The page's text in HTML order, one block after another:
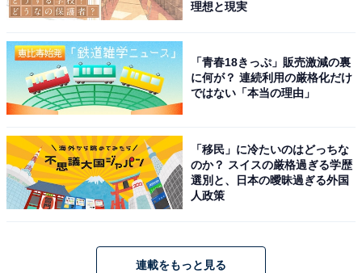
理想と現実
「青春18きっぷ」販売激減の裏
に何が？ 連続利用の厳格化だけ
ではない「本当の理由」
「移民」に冷たいのはどっちな
のか？ スイスの厳格過ぎる学歴
選別と、日本の曖昧過ぎる外国
人政策
連載をもっと見る